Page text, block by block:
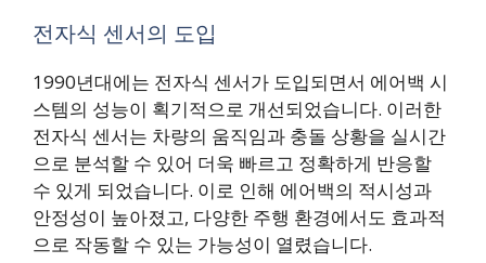
전자식 센서의 도입
1990년대에는 전자식 센서가 도입되면서 에어백 시
스템의 성능이 획기적으로 개선되었습니다. 이러한
전자식 센서는 차량의 움직임과 충돌 상황을 실시간
으로 분석할 수 있어 더욱 빠르고 정확하게 반응할
수 있게 되었습니다. 이로 인해 에어백의 적시성과
안정성이 높아졌고, 다양한 주행 환경에서도 효과적
으로 작동할 수 있는 가능성이 열렸습니다.